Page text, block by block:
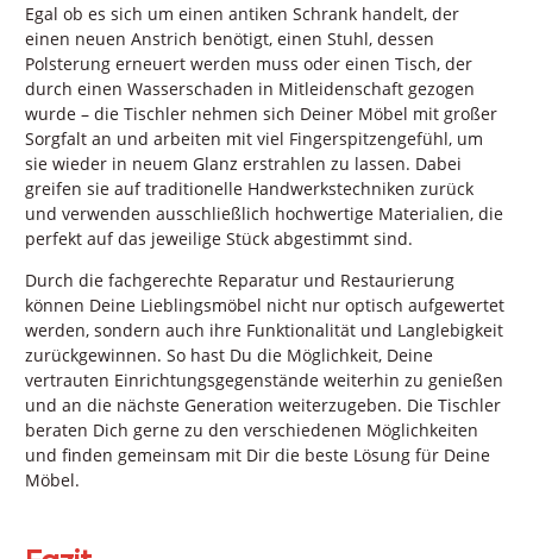
Egal ob es sich um einen antiken Schrank handelt, der
einen neuen Anstrich benötigt, einen Stuhl, dessen
Polsterung erneuert werden muss oder einen Tisch, der
durch einen Wasserschaden in Mitleidenschaft gezogen
wurde – die Tischler nehmen sich Deiner Möbel mit großer
Sorgfalt an und arbeiten mit viel Fingerspitzengefühl, um
sie wieder in neuem Glanz erstrahlen zu lassen. Dabei
greifen sie auf traditionelle Handwerkstechniken zurück
und verwenden ausschließlich hochwertige Materialien, die
perfekt auf das jeweilige Stück abgestimmt sind.
Durch die fachgerechte Reparatur und Restaurierung
können Deine Lieblingsmöbel nicht nur optisch aufgewertet
werden, sondern auch ihre Funktionalität und Langlebigkeit
zurückgewinnen. So hast Du die Möglichkeit, Deine
vertrauten Einrichtungsgegenstände weiterhin zu genießen
und an die nächste Generation weiterzugeben. Die Tischler
beraten Dich gerne zu den verschiedenen Möglichkeiten
und finden gemeinsam mit Dir die beste Lösung für Deine
Möbel.